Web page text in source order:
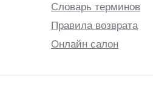
Словарь терминов
Правила возврата
Онлайн салон